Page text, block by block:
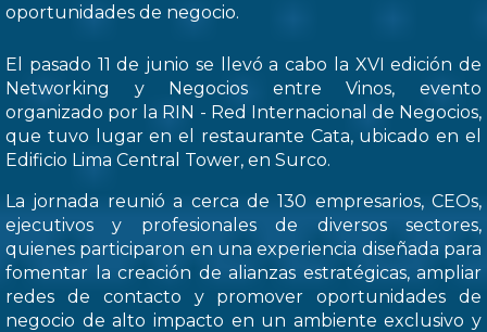
oportunidades de negocio.
El pasado 11 de junio se llevó a cabo la XVI edición de
Networking y Negocios entre Vinos, evento
organizado por la RIN - Red Internacional de Negocios,
que tuvo lugar en el restaurante Cata, ubicado en el
Edificio Lima Central Tower, en Surco.
La jornada reunió a cerca de 130 empresarios, CEOs,
ejecutivos y profesionales de diversos sectores,
quienes participaron en una experiencia diseñada para
fomentar la creación de alianzas estratégicas, ampliar
redes de contacto y promover oportunidades de
negocio de alto impacto en un ambiente exclusivo y